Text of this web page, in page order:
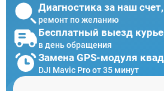
Диагностика за наш счет,
ремонт по желанию
Бесплатный выезд
в день обращения
Замена GPS-модуля
DJI Mavic Pro от 35 минут